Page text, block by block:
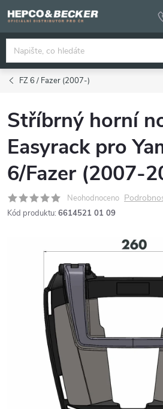
na
obsah
FZ 6 / Fazer (2007-)
Stříbrný horní
Easyrack pro
6/Fazer (2007-
Neohodnoceno
Kód produktu: 6614521 01 09